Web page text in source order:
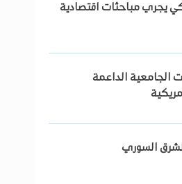
يجري مباحثات اقتصادية
الجامعية الداعمة
السوري